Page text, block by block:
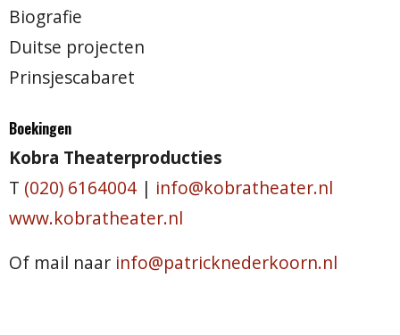
Biografie
Duitse projecten
Prinsjescabaret
Boekingen
Kobra Theaterproducties
T (020) 6164004 | info@kobratheater.nl
www.kobratheater.nl
Of mail naar info@patricknederkoorn.nl